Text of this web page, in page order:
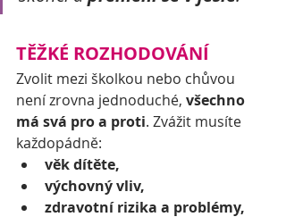
TĚŽKÉ ROZHODOVÁNÍ
Zvolit mezi školkou nebo chůvou
není zrovna jednoduché, všechno
má svá pro a proti. Zvážit musíte
každopádně:
věk dítěte,
výchovný vliv,
zdravotní rizika a problémy,